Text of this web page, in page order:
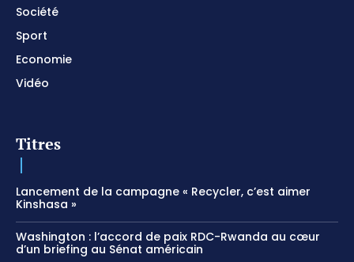
Société
Sport
Economie
Vidéo
Titres
Lancement de la campagne « Recycler, c’est aimer
Kinshasa »
Washington : l’accord de paix RDC-Rwanda au cœur
d’un briefing au Sénat américain